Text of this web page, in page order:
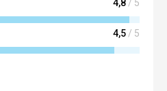
4,8 / 5
4,5 / 5